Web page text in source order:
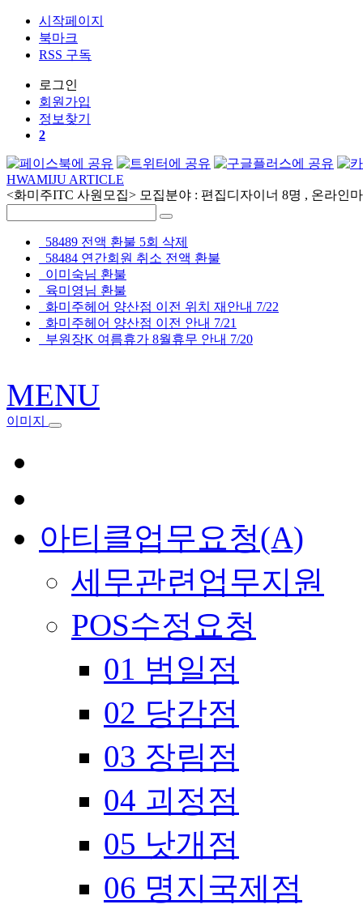
시작페이지
북마크
RSS 구독
로그인
회원 가입
정보찾기
2
HWAMIJU ARTICLE
<화미주ITC 사원모집> 모집분야 : 편집디자이너 8명 , 온라인
58489 전액 환불 5회 삭제
58484 연간회원 취소 전액 환불
이미숙님 환불
육미영님 환불
화미주헤어 양산점 이전 위치 재안내 7/22
화미주헤어 양산점 이전 안내 7/21
부원장K 여름휴가 8월휴무 안내 7/20
MENU
이미지
아티클업무요청(A)
세무관련업무지원
POS수정요청
01 범일점
02 당감점
03 장림점
04 괴정점
05 낫개점
06 명지국제점